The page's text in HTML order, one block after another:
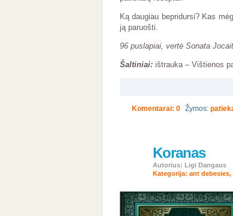
Ką daugiau bepridursi? Kas
ją paruošti.
96 puslapiai, vertė Sonata
Šaltiniai:ištrauka – Vištienos
Komentarai: 0 Žymos:
Koranas
Autorius: Ligi Dangaus
Kategorija: ant debesies,